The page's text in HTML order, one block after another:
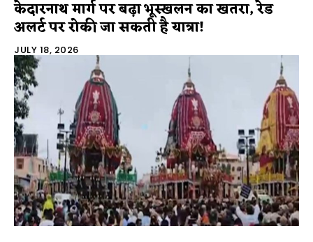
केदारनाथ मार्ग पर बढ़ा भूस्खलन का खतरा, रेड
अलर्ट पर रोकी जा सकती है यात्रा!
JULY 18, 2026